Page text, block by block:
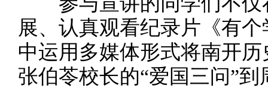
展、认真观看纪录片《有
中运用多媒体形式将南开
张伯苓校长的“爱国三问”